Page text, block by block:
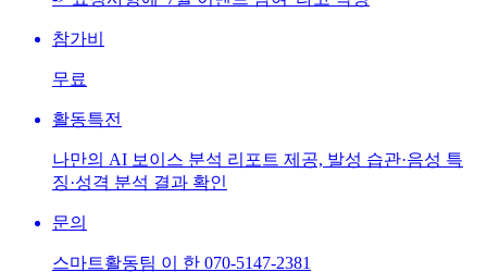
참가비
무료
활동특전
나만의 AI 보이스 분석 리포트 제공, 발성 습관·음성 특
징·성격 분석 결과 확인
문의
스마트활동팀 이 한 070-5147-2381